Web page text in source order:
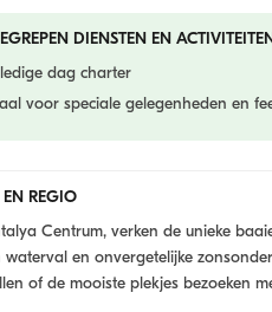
DIENSTEN EN
dag charter
voor speciale gelegenheden en
EN REGIO
Centrum, verken de unieke
waterval en onvergetelijke
of de mooiste plekjes bezoeken